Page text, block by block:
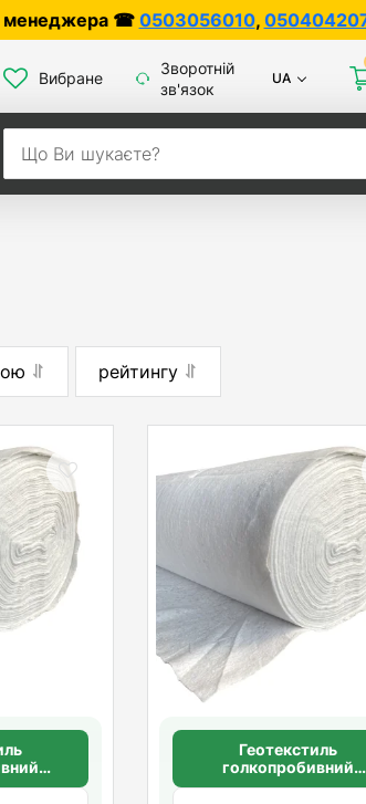
,0504042070
Вибране
Зворотній
зв'язок
UA
рейтингу
г/м2
Геотекстиль
голкопробивний
щільністю 250 г/м2